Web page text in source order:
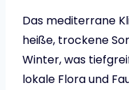
Das mediterrane
heiße, trockene
Winter, was
lokale Flora und